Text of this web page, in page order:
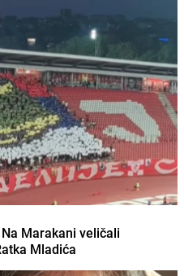
Marakani veličali
Mladića